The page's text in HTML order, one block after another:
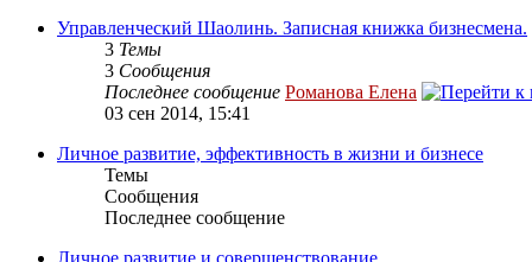
Управленческий Шаолинь. Записная книжка бизнесмена.
3 Темы
3 Сообщения
Последнее сообщение Романова Елена
03 сен 2014, 15:41
Личное развитие, эффективность в жизни и бизнесе
Темы
Сообщения
Последнее сообщение
Личное развитие и совершенствование